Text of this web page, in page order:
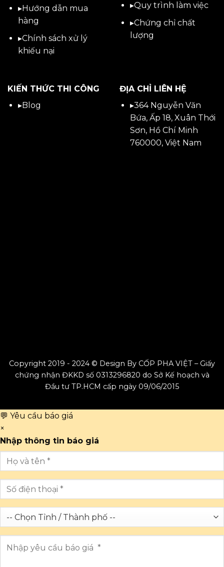
▸Hướng dẫn mua
hàng
▸Chính sách xử lý
khiếu nại
▸Quy trình làm việc
▸Chứng chỉ chất
lượng
KIẾN THỨC THI CÔNG
▸Blog
ĐỊA CHỈ LIÊN HỆ
▸364 Nguyễn Văn
Bứa, Ấp 18, Xuân Thới
Sơn, Hồ Chí Minh
760000, Việt Nam
Copyright 2019 - 2024 © Design By CỐP PHA VIỆT – Giấy
chứng nhận ĐKKD số 0313296820 do Sở Kế hoạch và
Đầu tư TP.HCM cấp ngày 09/06/2015
💬 Yêu cầu báo giá
×
Nhập thông tin báo giá